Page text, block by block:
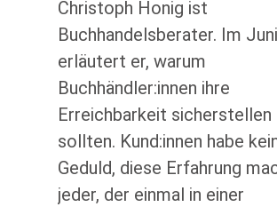
Christoph Honig ist
Buchhandelsberater. Im Juni
erläutert er, warum
Buchhändler:innen ihre
Erreichbarkeit sicherstellen
sollten. Kund:innen habe
Geduld, diese Erfahrung
jeder, der einmal in einer